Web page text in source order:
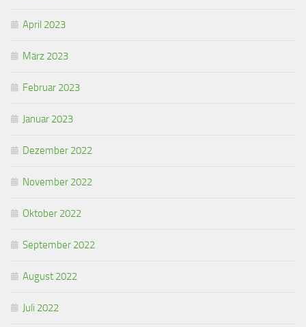
April 2023
März 2023
Februar 2023
Januar 2023
Dezember 2022
November 2022
Oktober 2022
September 2022
August 2022
Juli 2022